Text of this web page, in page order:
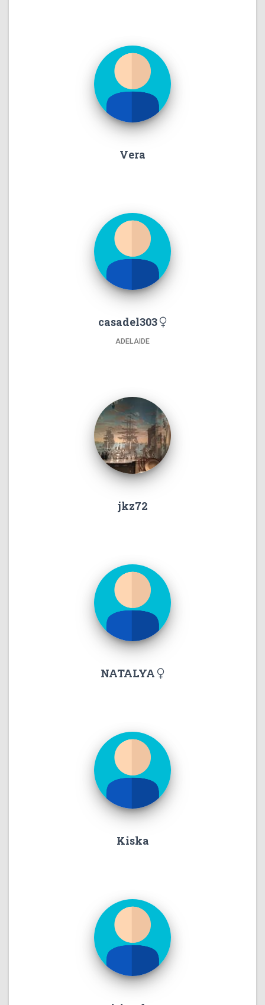
Vera
casadel303
ADELAIDE
jkz72
NATALYA
Kiska